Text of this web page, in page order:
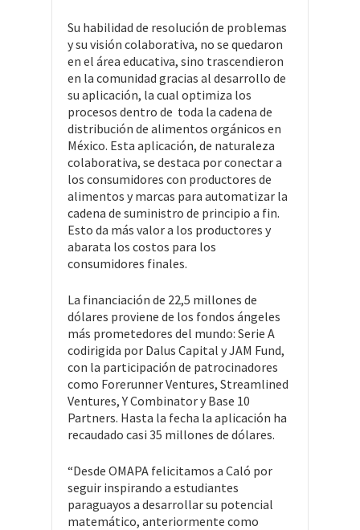
Su habilidad de resolución de problemas
y su visión colaborativa, no se quedaron
en el área educativa, sino trascendieron
en la comunidad gracias al desarrollo de
su aplicación, la cual optimiza los
procesos dentro de toda la cadena de
distribución de alimentos orgánicos en
México. Esta aplicación, de naturaleza
colaborativa, se destaca por conectar a
los consumidores con productores de
alimentos y marcas para automatizar la
cadena de suministro de principio a fin.
Esto da más valor a los productores y
abarata los costos para los
consumidores finales.
La financiación de 22,5 millones de
dólares proviene de los fondos ángeles
más prometedores del mundo: Serie A
codirigida por Dalus Capital y JAM Fund,
con la participación de patrocinadores
como Forerunner Ventures, Streamlined
Ventures, Y Combinator y Base 10
Partners. Hasta la fecha la aplicación ha
recaudado casi 35 millones de dólares.
“Desde OMAPA felicitamos a Caló por
seguir inspirando a estudiantes
paraguayos a desarrollar su potencial
matemático, anteriormente como